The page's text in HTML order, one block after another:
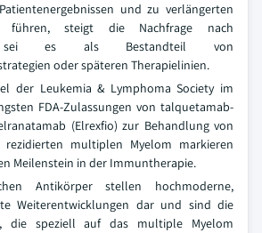
und zu verlängerten
führen, steigt die Nachfrage nach
sei es als Bestandteil von
oder späteren Therapielinien.
der Leukemia & Lymphoma Society im
FDA-Zulassungen von talquetamab-
(Elrexfio) zur Behandlung von
rezidierten multiplen Myelom markieren
Meilenstein in der Immuntherapie.
Antikörper stellen hochmoderne,
Weiterentwicklungen dar und sind die
die speziell auf das multiple Myelom